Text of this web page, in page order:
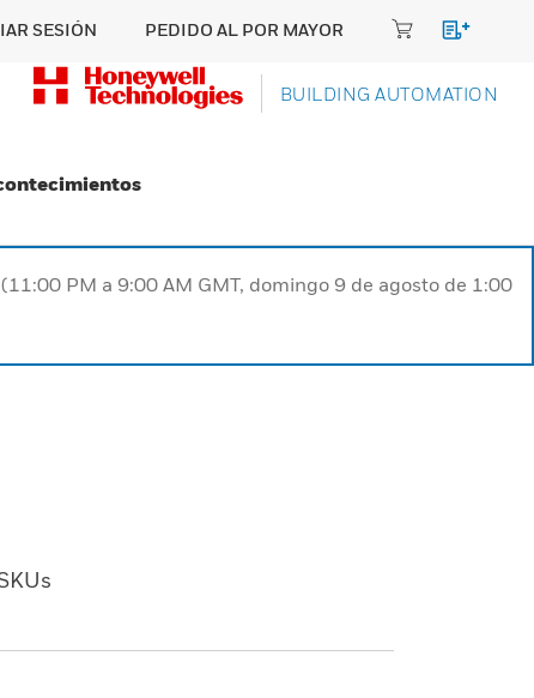
SESIÓN PEDIDO AL POR MAYOR
BUILDING AUTOMATION
PM a 9:00 AM GMT, domingo 9 de agosto de 1:00